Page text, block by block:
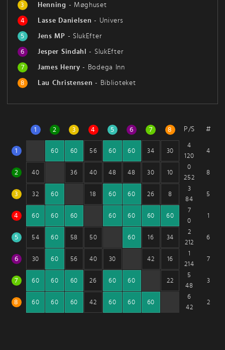
3
Henning - Møghuset
4
Lasse Danielsen - Univers
5
Jens MP - SlukEfter
6
Jesper Sindahl - SlukEfter
7
James Henry - Bodega Inn
8
Lau Christensen - Biblioteket
1 2 3 4 5 6 7 8 P/S #
1 60 60 56 60 60 34 30
4
120
4
2 40 36 40 48 48 30 10
0
252
8
3 32 60 18 60 60 26 8
3
84
5
4 60 60 60 60 60 60 60
7
0
1
5 54 60 58 50 60 16 34
2
212
6
6 30 60 56 40 30 42 16
1
214
7
7 60 60 60 26 60 60 22
5
48
3
8 60 60 60 42 60 60 60
6
42
2